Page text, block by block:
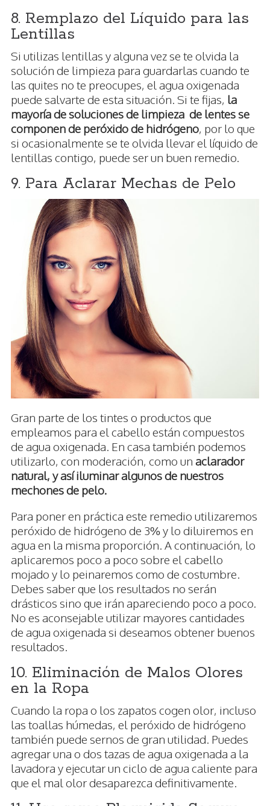
8. Remplazo del Líquido para las
Lentillas
Si utilizas lentillas y alguna vez se te olvida la
solución de limpieza para guardarlas cuando te
las quites no te preocupes, el agua oxigenada
puede salvarte de esta situación. Si te fijas, la
mayoría de soluciones de limpieza de lentes se
componen de peróxido de hidrógeno, por lo que
si ocasionalmente se te olvida llevar el líquido de
lentillas contigo, puede ser un buen remedio.
9. Para Aclarar Mechas de Pelo
Gran parte de los tintes o productos que
empleamos para el cabello están compuestos
de agua oxigenada. En casa también podemos
utilizarlo, con moderación, como un aclarador
natural, y así iluminar algunos de nuestros
mechones de pelo.
Para poner en práctica este remedio utilizaremos
peróxido de hidrógeno de 3% y lo diluiremos en
agua en la misma proporción. A continuación, lo
aplicaremos poco a poco sobre el cabello
mojado y lo peinaremos como de costumbre.
Debes saber que los resultados no serán
drásticos sino que irán apareciendo poco a poco.
No es aconsejable utilizar mayores cantidades
de agua oxigenada si deseamos obtener buenos
resultados.
10. Eliminación de Malos Olores
en la Ropa
Cuando la ropa o los zapatos cogen olor, incluso
las toallas húmedas, el peróxido de hidrógeno
también puede sernos de gran utilidad. Puedes
agregar una o dos tazas de agua oxigenada a la
lavadora y ejecutar un ciclo de agua caliente para
que el mal olor desaparezca definitivamente.